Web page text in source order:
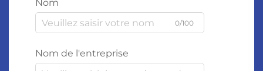
Nom
0/100
Nom de l'entreprise